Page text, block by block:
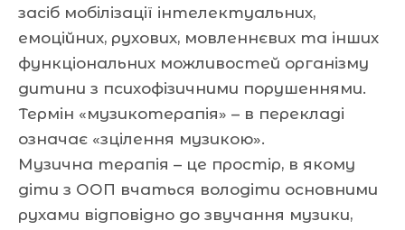
засіб мобілізації інтелектуальних,
емоційних, рухових, мовленнєвих та інших
функціональних можливостей організму
дитини з психофізичними порушеннями.
Термін «музикотерапія» – в перекладі
означає «зцілення музикою».
Музична терапія – це простір, в якому
діти з ООП вчаться володіти основними
рухами відповідно до звучання музики,